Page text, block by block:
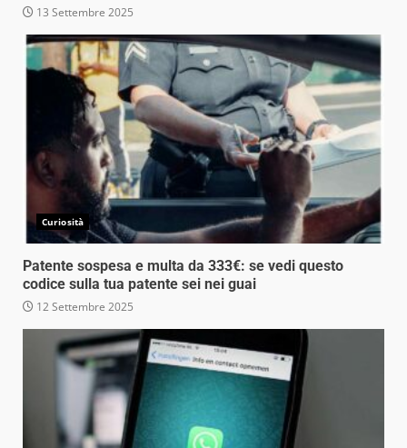
13 Settembre 2025
Curiosità
Patente sospesa e multa da 333€: se vedi questo
codice sulla tua patente sei nei guai
12 Settembre 2025